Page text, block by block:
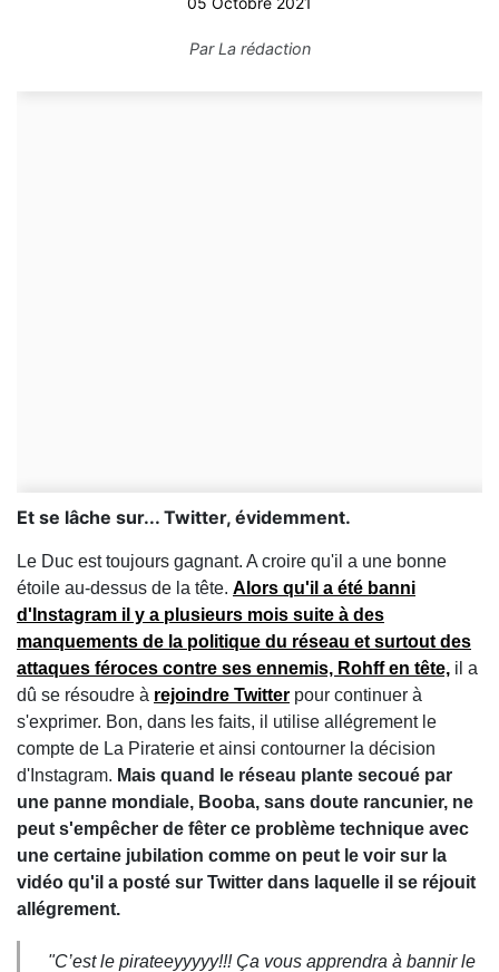
ParLa rédaction
Et se lâche sur... Twitter, évidemment.
Le Duc est toujours gagnant. A croire qu'il a une bonne
étoile au-dessus de la tête. Alors qu'il a été banni
d'Instagram il y a plusieurs mois suite à des
manquements de la politique du réseau et surtout des
attaques féroces contre ses ennemis, Rohff en tête, il a
dû se résoudre à rejoindre Twitter pour continuer à
s'exprimer. Bon, dans les faits, il utilise allégrement le
compte de La Piraterie et ainsi contourner la décision
d'Instagram. Mais quand le réseau plante secoué par
une panne mondiale, Booba, sans doute rancunier, ne
peut s'empêcher de fêter ce problème technique avec
une certaine jubilation comme on peut le voir sur la
vidéo qu'il a posté sur Twitter dans laquelle il se réjouit
allégrement.
"C’est le pirateeyyyyy!!! Ça vous apprendra à bannir le